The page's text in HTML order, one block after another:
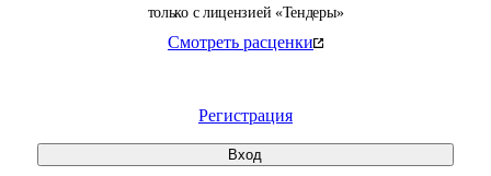
только с лицензией «Тендеры»
Смотреть расценки
Регистрация
Вход